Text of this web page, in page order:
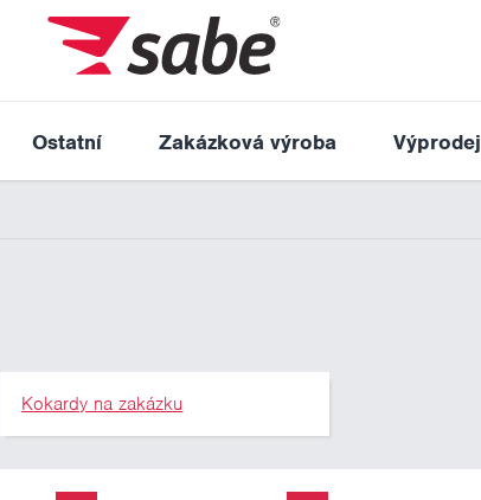
Ostatní Zakázková výroba Výprodej
Kokardy na zakázku